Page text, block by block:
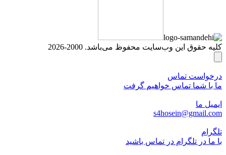
کلیه حقوق این وب‌سایت محفوظ می‌باشد. 2000-2026
درخواست تماس
ما با شما تماس خواهیم گرفت
ایمیل ما
s4hosein@gmail.com
تلگرام
با ما در تلگرام در تماس باشید